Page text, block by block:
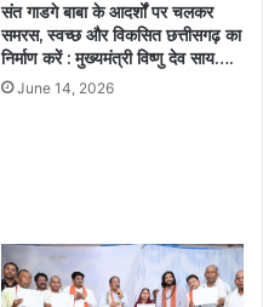
संत गाडगे बाबा के आदर्शों पर चलकर
समरस, स्वच्छ और विकसित छत्तीसगढ़ का
निर्माण करें : मुख्यमंत्री विष्णु देव साय….
June 14, 2026